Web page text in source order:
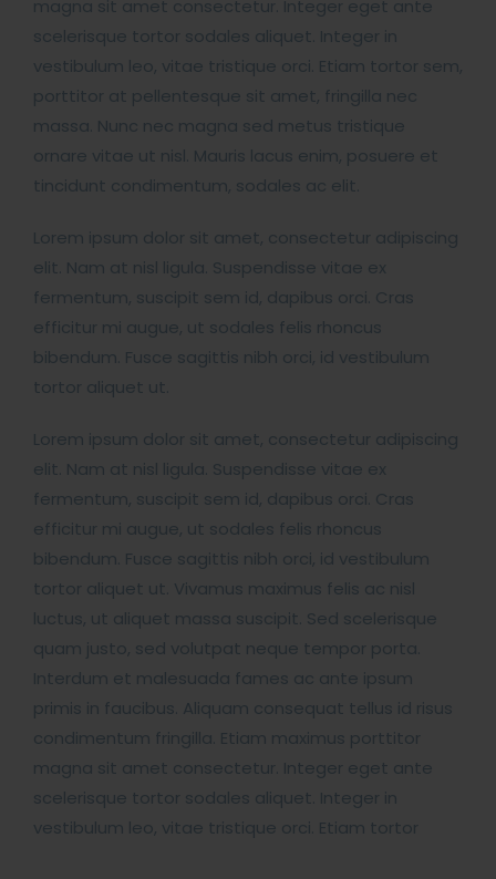
magna sit amet consectetur. Integer eget ante
scelerisque tortor sodales aliquet. Integer in
vestibulum leo, vitae tristique orci. Etiam tortor sem,
porttitor at pellentesque sit amet, fringilla nec
massa. Nunc nec magna sed metus tristique
ornare vitae ut nisl. Mauris lacus enim, posuere et
tincidunt condimentum, sodales ac elit.
Lorem ipsum dolor sit amet, consectetur adipiscing
elit. Nam at nisl ligula. Suspendisse vitae ex
fermentum, suscipit sem id, dapibus orci. Cras
efficitur mi augue, ut sodales felis rhoncus
bibendum. Fusce sagittis nibh orci, id vestibulum
tortor aliquet ut.
Lorem ipsum dolor sit amet, consectetur adipiscing
elit. Nam at nisl ligula. Suspendisse vitae ex
fermentum, suscipit sem id, dapibus orci. Cras
efficitur mi augue, ut sodales felis rhoncus
bibendum. Fusce sagittis nibh orci, id vestibulum
tortor aliquet ut. Vivamus maximus felis ac nisl
luctus, ut aliquet massa suscipit. Sed scelerisque
quam justo, sed volutpat neque tempor porta.
Interdum et malesuada fames ac ante ipsum
primis in faucibus. Aliquam consequat tellus id risus
condimentum fringilla. Etiam maximus porttitor
magna sit amet consectetur. Integer eget ante
scelerisque tortor sodales aliquet. Integer in
vestibulum leo, vitae tristique orci. Etiam tortor